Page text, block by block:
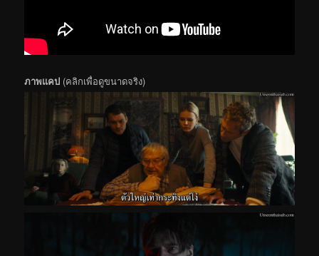
ภาพแคป (คลิกเพื่อดูขนาดจริง)